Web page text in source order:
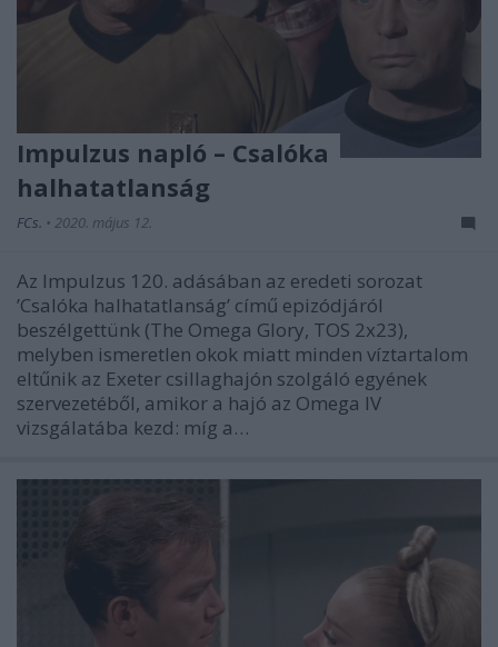
Impulzus napló – Csalóka
halhatatlanság
FCs. • 2020. május 12.
Az Impulzus 120. adásában az eredeti sorozat
’Csalóka halhatatlanság’ című epizódjáról
beszélgettünk (The Omega Glory, TOS 2x23),
melyben ismeretlen okok miatt minden víztartalom
eltűnik az Exeter csillaghajón szolgáló egyének
szervezetéből, amikor a hajó az Omega IV
vizsgálatába kezd: míg a…